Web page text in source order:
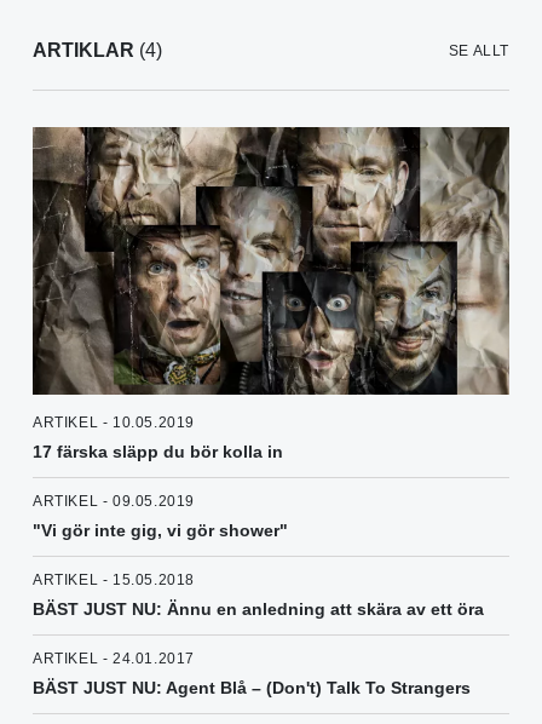
ARTIKLAR (4) SE ALLT
ARTIKEL - 10.05.2019
17 färska släpp du bör kolla in
ARTIKEL - 09.05.2019
"Vi gör inte gig, vi gör shower"
ARTIKEL - 15.05.2018
BÄST JUST NU: Ännu en anledning att skära av ett öra
ARTIKEL - 24.01.2017
BÄST JUST NU: Agent Blå – (Don't) Talk To Strangers